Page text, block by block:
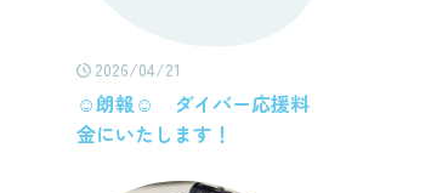
2026/04/21
☺朗報☺ ダイバー応援料
金にいたします！